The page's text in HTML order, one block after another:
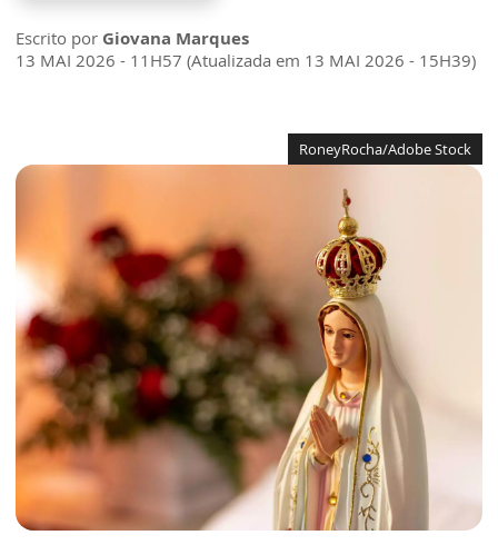
Escrito por Giovana Marques
13 MAI 2026 - 11H57 (Atualizada em 13 MAI 2026 - 15H39)
RoneyRocha/Adobe Stock